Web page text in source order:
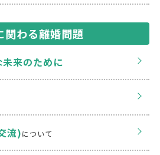
関わる離婚問題
未来のために
流)について